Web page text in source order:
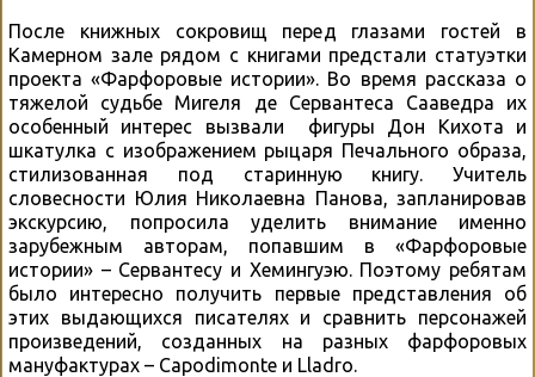
После книжных сокровищ перед глазами гостей в
Камерном зале рядом с книгами предстали статуэтки
проекта «Фарфоровые истории». Во время рассказа о
тяжелой судьбе Мигеля де Сервантеса Сааведра их
особенный интерес вызвали фигуры Дон Кихота и
шкатулка с изображением рыцаря Печального образа,
стилизованная под старинную книгу. Учитель
словесности Юлия Николаевна Панова, запланировав
экскурсию, попросила уделить внимание именно
зарубежным авторам, попавшим в «Фарфоровые
истории» – Сервантесу и Хемингуэю. Поэтому ребятам
было интересно получить первые представления об
этих выдающихся писателях и сравнить персонажей
произведений, созданных на разных фарфоровых
мануфактурах – Capodimonte и Lladro.